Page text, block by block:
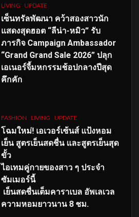
LIVING UPDATE
เซ็นทรัลพัฒนา คว้าสองสาวนัก
แสดงสุดฮอต “ลีน่า-หมิว” รับ
ภารกิจ Campaign Ambassador
“Grand Grand Sale 2026” ปลุก
เอเนอร์จี้มหกรรมช้อปกลางปีสุด
คึกคัก
FASHION LIVING UPDATE
โฉมใหม่! เอเวอร์เซ้นส์ แป้งหอม
เย็น สูตรเย็นสดชื่น และสูตรเย็นสุด
ขั้ว
ไอเทมคู่กายของสาว ๆ ประจำ
ซัมเมอร์นี้
เย็นสดชื่นเต็มคาราเบล อัพเลเวล
ความหอมยาวนาน 8 ชม.